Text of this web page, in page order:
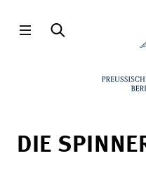
DIE